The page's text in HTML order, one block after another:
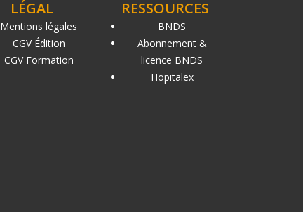
LÉGAL
Mentions légales
CGV Édition
CGV Formation
RESSOURCES
BNDS
Abonnement &
licence BNDS
Hopitalex